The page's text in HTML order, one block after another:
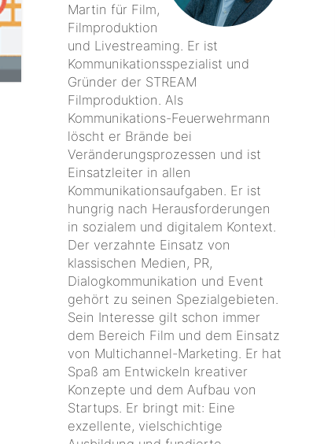
Martin für Film,
Filmproduktion
und Livestreaming. Er ist
Kommunikationsspezialist und
Gründer der STREAM
Filmproduktion. Als
Kommunikations-Feuerwehrmann
löscht er Brände bei
Veränderungsprozessen und ist
Einsatzleiter in allen
Kommunikationsaufgaben. Er ist
hungrig nach Herausforderungen
in sozialem und digitalem Kontext.
Der verzahnte Einsatz von
klassischen Medien, PR,
Dialogkommunikation und Event
gehört zu seinen Spezialgebieten.
Sein Interesse gilt schon immer
dem Bereich Film und dem Einsatz
von Multichannel-Marketing. Er hat
Spaß am Entwickeln kreativer
Konzepte und dem Aufbau von
Startups. Er bringt mit: Eine
exzellente, vielschichtige